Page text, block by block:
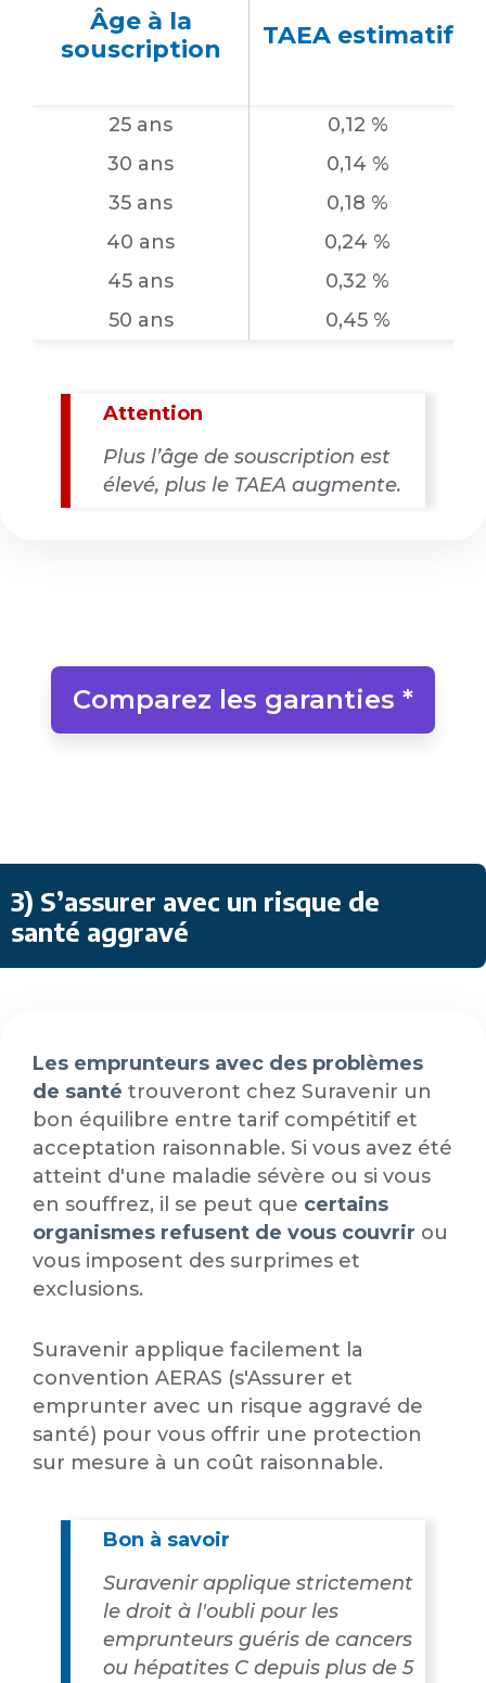
Âge à la
souscription
TAEA estimatif
25 ans
0,12 %
30 ans
0,14 %
35 ans
0,18 %
40 ans
0,24 %
45 ans
0,32 %
50 ans
0,45 %
Attention
Plus l’âge de souscription est
élevé, plus le TAEA augmente.
Comparez les garanties *
3) S’assurer avec un risque de
santé aggravé
Les emprunteurs avec des problèmes
de santé trouveront chez Suravenir un
bon équilibre entre tarif compétitif et
acceptation raisonnable. Si vous avez été
atteint d'une maladie sévère ou si vous
en souffrez, il se peut que certains
organismes refusent de vous couvrir ou
vous imposent des surprimes et
exclusions.
Suravenir applique facilement la
convention AERAS (s'Assurer et
emprunter avec un risque aggravé de
santé) pour vous offrir une protection
sur mesure à un coût raisonnable.
Bon à savoir
Suravenir applique strictement
le droit à l'oubli pour les
emprunteurs guéris de cancers
ou hépatites C depuis plus de 5